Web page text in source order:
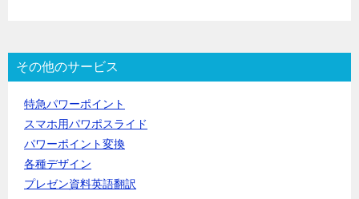
その他のサービス
特急パワーポイント
スマホ用パワポスライド
パワーポイント変換
各種デザイン
プレゼン資料英語翻訳